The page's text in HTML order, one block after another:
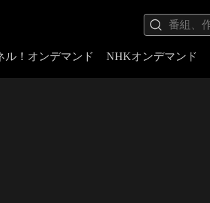
ル！オンデマンド NHKオンデマンド